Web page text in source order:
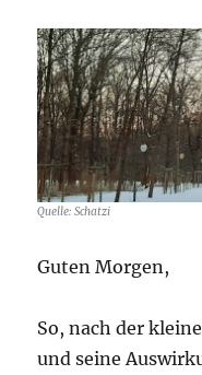
Quelle: Schatzi
Guten Morgen,
So, nach der
und seine